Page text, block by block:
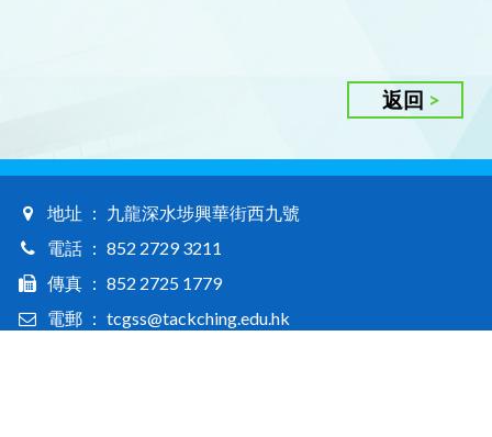
返回
地址 ： 九龍深水埗興華街西九號
電話 ： 852 2729 3211
傳真 ： 852 2725 1779
電郵 ： tcgss@tackching.edu.hk